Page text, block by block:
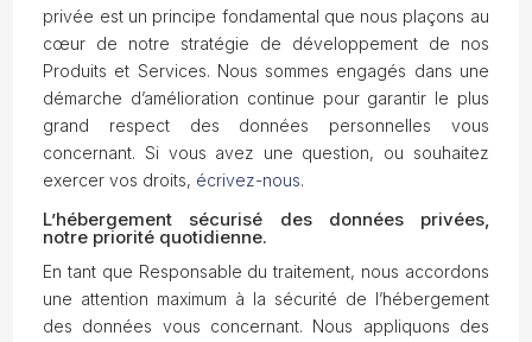
privée est un principe fondamental que nous plaçons au
cœur de notre stratégie de développement de nos
Produits et Services. Nous sommes engagés dans une
démarche d’amélioration continue pour garantir le plus
grand respect des données personnelles vous
concernant. Si vous avez une question, ou souhaitez
exercer vos droits, écrivez-nous.
L’hébergement sécurisé des données privées,
notre priorité quotidienne.
En tant que Responsable du traitement, nous accordons
une attention maximum à la sécurité de l’hébergement
des données vous concernant. Nous appliquons des